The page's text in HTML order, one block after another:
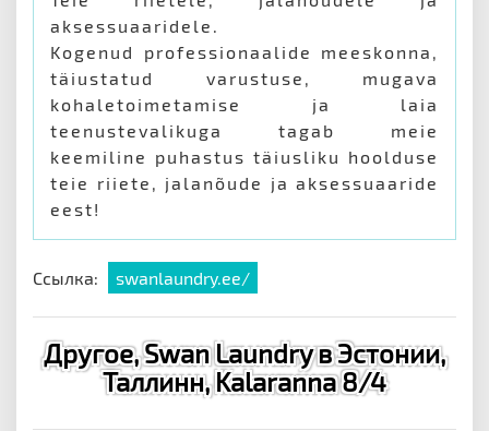
aksessuaaridele.
Kogenud professionaalide meeskonna,
täiustatud varustuse, mugava
kohaletoimetamise ja laia
teenustevalikuga tagab meie
keemiline puhastus täiusliku hoolduse
teie riiete, jalanõude ja aksessuaaride
eest!
Ссылка: swanlaundry.ee/
Другое, Swan Laundry в Эстонии,
Таллинн, Kalaranna 8/4